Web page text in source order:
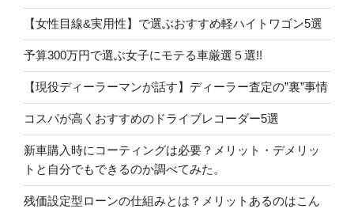
【女性目線&実用性】で選ぶおすすめ軽ハイトワゴン5選
予算300万円で選ぶ女子にモテる車厳選５選!!
【現役ディーラーマンが話す】ディーラー査定の”裏”事情
コスパが高くおすすめのドライブレコーダー5選
新車購入時にコーティングは必要？メリット・デメリッ
トと自分でもできるのか調べてみた。
残価設定型ローンの仕組みとは？メリットあるのはこん